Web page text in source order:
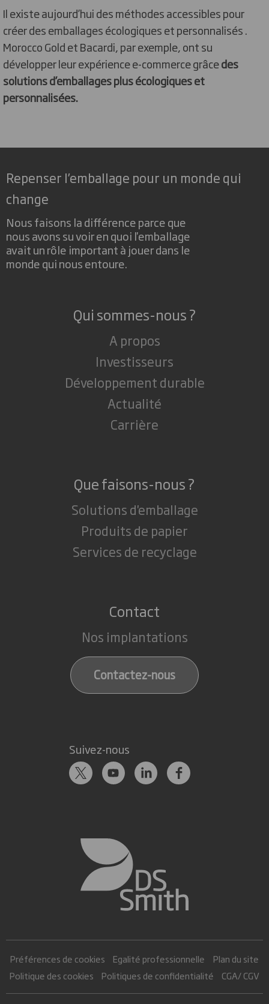
Il existe aujourd’hui des méthodes accessibles pour
créer des emballages écologiques et personnalisés .
Morocco Gold et Bacardi, par exemple, ont su
développer leur expérience e-commerce grâcedes
solutions d’emballages plus écologiques et
personnalisées.
Repenser l’emballage pour un monde qui
change
Nous faisons la différence parce que
nous avons su voir en quoi l'emballage
avait un rôle important à jouer dans le
monde qui nous entoure.
Qui sommes-nous ?
A propos
Investisseurs
Développement durable
Actualité
Carrière
Que faisons-nous ?
Solutions d'emballage
Produits de papier
Services de recyclage
Contact
Nos implantations
Contactez-nous
Suivez-nous
Préférences de cookies Egalité professionnelle
Plan du site
Politique des cookies
Politiques de confidentialité CGA/ CGV